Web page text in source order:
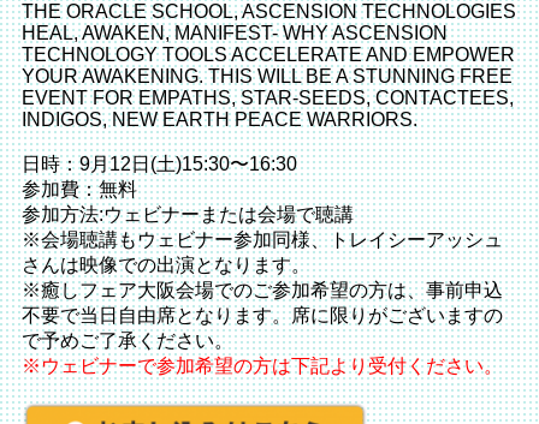
THE ORACLE SCHOOL, ASCENSION TECHNOLOGIES
HEAL, AWAKEN, MANIFEST- WHY ASCENSION
TECHNOLOGY TOOLS ACCELERATE AND EMPOWER
YOUR AWAKENING. THIS WILL BE A STUNNING FREE
EVENT FOR EMPATHS, STAR-SEEDS, CONTACTEES,
INDIGOS, NEW EARTH PEACE WARRIORS.
日時：9月12日(土)15:30〜16:30
参加費：無料
参加方法:ウェビナーまたは会場で聴講
※会場聴講もウェビナー参加同様、トレイシーアッシュ
さんは映像での出演となります。
※癒しフェア大阪会場でのご参加希望の方は、事前申込
不要で当日自由席となります。席に限りがございますの
で予めご了承ください。
※ウェビナーで参加希望の方は下記より受付ください。